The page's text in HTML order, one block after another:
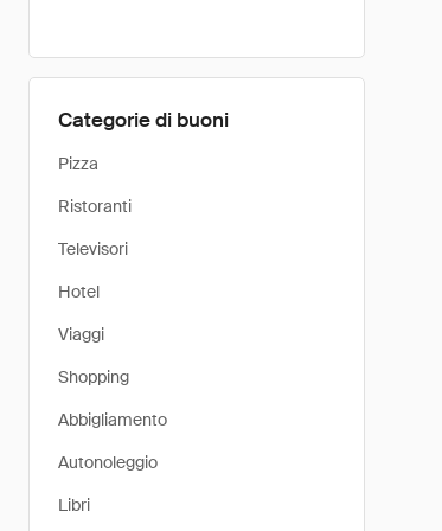
Categorie di buoni
Pizza
Ristoranti
Televisori
Hotel
Viaggi
Shopping
Abbigliamento
Autonoleggio
Libri